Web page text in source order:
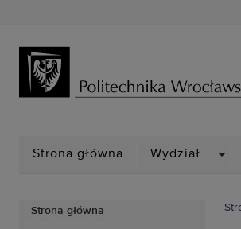
Strona główna Wydział
Strona główna